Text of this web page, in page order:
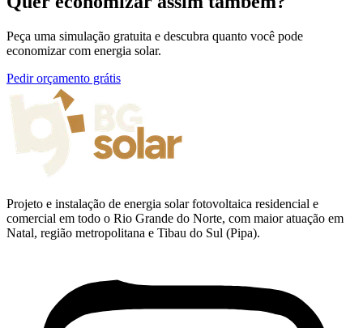
Peça uma simulação gratuita e descubra quanto você pode
economizar com energia solar.
Pedir orçamento grátis
Projeto e instalação de energia solar fotovoltaica residencial e
comercial em todo o Rio Grande do Norte, com maior atuação em
Natal, região metropolitana e Tibau do Sul (Pipa).